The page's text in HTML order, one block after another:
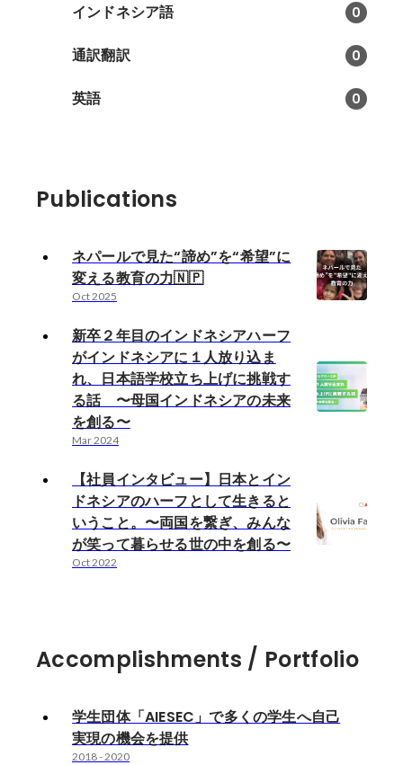
インドネシア語 0
通訳翻訳 0
英語 0
Publications
ネパールで見た“諦め”を“希望”に
変える教育の力🇳🇵
Oct 2025
新卒２年目のインドネシアハーフ
がインドネシアに１人放り込ま
れ、日本語学校立ち上げに挑戦す
る話 〜母国インドネシアの未来
を創る〜
Mar 2024
【社員インタビュー】日本とイン
ドネシアのハーフとして生きると
いうこと。〜両国を繋ぎ、みんな
が笑って暮らせる世の中を創る〜
Oct 2022
Accomplishments / Portfolio
学生団体「AIESEC」で多くの学生へ自己
実現の機会を提供
2018-2020